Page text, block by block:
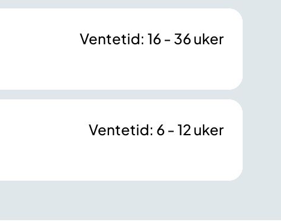
Ventetid: 16 - 36 uker
Ventetid: 6 - 12 uker